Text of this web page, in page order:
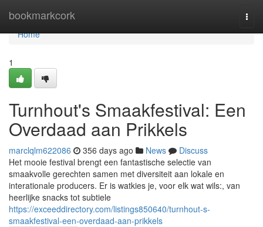
bookmarkcork
Home
Home
1
Turnhout's Smaakfestival: Een
Overdaad aan Prikkels
marclqlm622086 356 days ago News
Discuss
Het mooie festival brengt een fantastische selectie van
smaakvolle gerechten samen met diversiteit aan lokale en
interationale producers. Er is watkies je, voor elk wat wils:, van
heerlijke snacks tot subtiele
https://exceeddirectory.com/listings850640/turnhout-s-
smaakfestival-een-overdaad-aan-prikkels